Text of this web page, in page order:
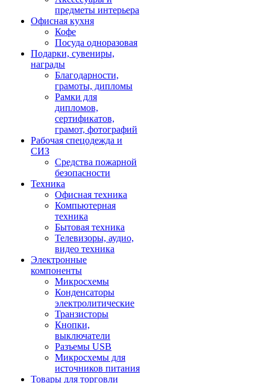
предметы интерьера
Офисная кухня
Кофе
Посуда одноразовая
Подарки, сувениры,
награды
Благодарности,
грамоты, дипломы
Рамки для
дипломов,
сертификатов,
грамот, фотографий
Рабочая спецодежда и
СИЗ
Средства пожарной
безопасности
Техника
Офисная техника
Компьютерная
техника
Бытовая техника
Телевизоры, аудио,
видео техника
Электронные
компоненты
Микросхемы
Конденсаторы
электролитические
Транзисторы
Кнопки,
выключатели
Разъемы USB
Микросхемы для
источников питания
Товары для торговли